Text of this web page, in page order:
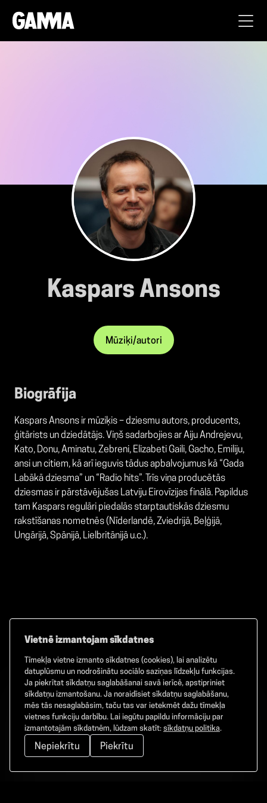
Kaspars Ansons
Mūziķi/autori
Biogrāfija
Kaspars Ansons ir mūziķis – dziesmu autors, producents,
ģitārists un dziedātājs. Viņš sadarbojies ar Aiju Andrejevu,
Kato, Donu, Aminatu, Zebreni, Elizabeti Gaili, Gacho, Emiliju,
ansi un citiem, kā arī ieguvis tādus apbalvojumus kā “Gada
Labākā dziesma” un “Radio hits”. Trīs viņa producētās
dziesmas ir pārstāvējušas Latviju Eirovīzijas finālā. Papildus
tam Kaspars regulāri piedalās starptautiskās dziesmu
rakstīšanas nometnēs (Nīderlandē, Zviedrijā, Beļģijā,
Ungārijā, Spānijā, Lielbritānijā u.c.).
Facebook TikTok Instagram
©2026GAMMA. Visas tiesības aizsargātas.
Vietnē izmantojam sīkdatnes
Tīmekļa vietne izmanto sīkdatnes (cookies), lai analizētu
datuplūsmu un nodrošinātu sociālo saziņas līdzekļu funkcijas.
Ja piekrītat sīkdatņu saglabāšanai savā ierīcē, apstipriniet
sīkdatņu izmantošanu. Ja noraidīsiet sīkdatņu saglabāšanu,
mēs tās nesaglabāsim, taču tas var ietekmēt dažu tīmekļa
vietnes funkciju darbību. Lai iegūtu papildu informāciju par
izmantotajām sīkdatnēm, lūdzam skatīt: sīkdatņu politika.
Nepiekrītu Piekrītu